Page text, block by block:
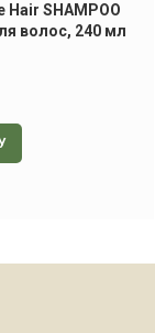
Hair SHAMPOO
волос, 240 мл